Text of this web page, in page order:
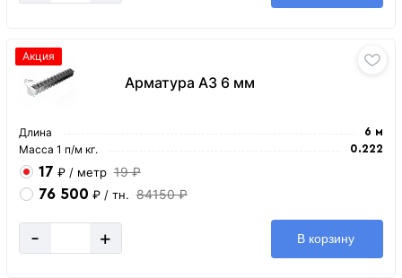
Арматура А3 6 мм
Акция
Длина 6 м
Масса 1 п/м кг. 0.222
17 ₽ / метр 19 ₽
76 500 ₽ / тн. 84150 ₽
- + В корзину